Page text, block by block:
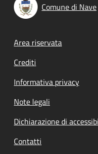
Comune di Nave
Footer menu
Area riservata
Crediti
Informativa privacy
Note legali
Dichiarazione di
Contatti